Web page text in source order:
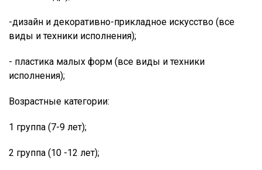
-дизайн и декоративно-прикладное искусство (все
виды и техники исполнения);
- пластика малых форм (все виды и техники
исполнения);
Возрастные категории:
1 группа (7-9 лет);
2 группа (10 -12 лет);